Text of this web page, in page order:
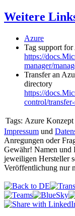
Weitere
Azure
Tag support for
https://
manager/
Transfer an
directory
https://
control/
Tags: Azure Konzept
Impressum und
Anregungen oder
Gewähr! Namen und
jeweiligen Hersteller
Veröffentlichung nur